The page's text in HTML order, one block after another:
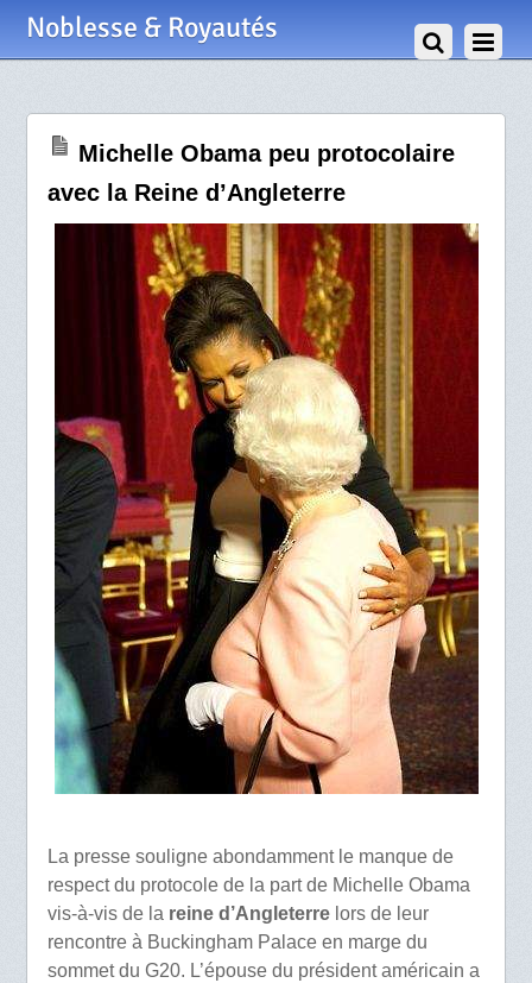
Noblesse & Royautés
Michelle Obama peu protocolaire
avec la Reine d’Angleterre
La presse souligne abondamment le manque de
respect du protocole de la part de Michelle Obama
vis-à-vis de la reine d’Angleterrelors de leur
rencontre à Buckingham Palace en marge du
sommet du G20. L’épouse du président américain a